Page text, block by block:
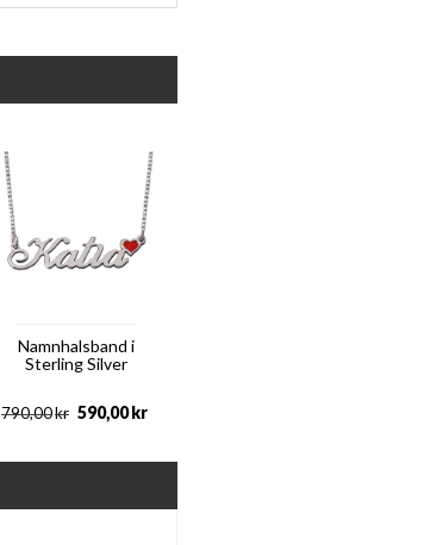
Namnhalsband i
Sterling Silver
kr
790,00 kr
590,00